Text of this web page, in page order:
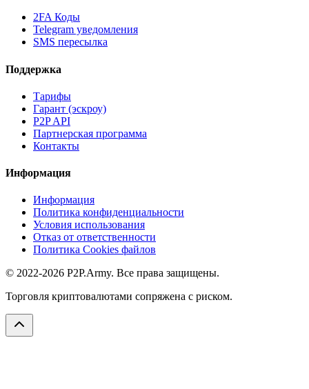
2FA Коды
Telegram уведомления
SMS пересылка
Поддержка
Тарифы
Гарант (эскроу)
P2P API
Партнерская программа
Контакты
Информация
Информация
Политика конфиденциальности
Условия использования
Отказ от ответственности
Политика Cookies файлов
© 2022-2026 P2P.Army. Все права защищены.
Торговля криптовалютами сопряжена с риском.